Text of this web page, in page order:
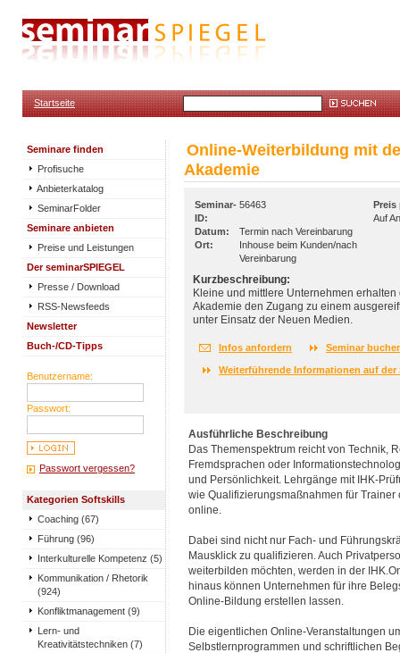
Startseite
Seminare finden
Profisuche
Anbieterkatalog
SeminarFolder
Seminare anbieten
Preise und Leistungen
Der seminarSPIEGEL
Presse / Download
RSS-Newsfeeds
Newsletter
Buch-/CD-Tipps
Benutzername:
Passwort:
Passwort vergessen?
Kategorien Softskills
Coaching (67)
Führung (96)
Interkulturelle Kompetenz (5)
Kommunikation / Rhetorik
(924)
Konfliktmanagement (9)
Lern- und
Kreativitätstechniken (7)
Online-Weiterbildung mit
Akademie
Seminar-
ID:
56463
Datum:
Termin nach Vereinbarung
Ort:
Inhouse beim Kunden/nach
Vereinbarung
Preis
Auf
Kurzbeschreibung:
Kleine und mittlere Unternehmen
Akademie den Zugang zu einem
unter Einsatz der Neuen Medien.
Infos anfordern Seminar
Weiterführende Informationen auf der
Ausführliche Beschreibung
Das Themenspektrum reicht von Technik,
Fremdsprachen oder
und Persönlichkeit. Lehrgänge mit IHK-
wie Qualifizierungsmaßnahmen für
online.
Dabei sind nicht nur Fach- und
Mausklick zu qualifizieren. Auch
weiterbilden möchten, werden in der
hinaus können Unternehmen für ihre
Online-Bildung erstellen lassen.
Die eigentlichen Online-Veranstaltungen
Selbstlernprogrammen und schriftlichen